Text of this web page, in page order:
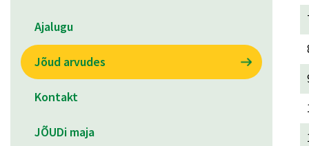
Ajalugu
Jõud arvudes
Kontakt
JÕUDi maja